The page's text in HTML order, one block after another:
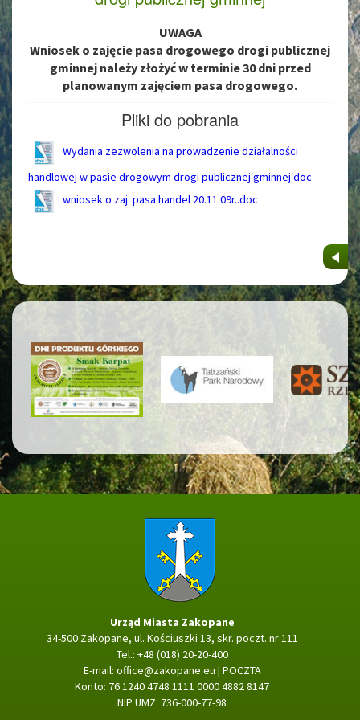
UWAGA
Wniosek o zajęcie pasa drogowego drogi publicznej
gminnej należy złożyć w terminie 30 dni przed
planowanym zajęciem pasa drogowego.
Pliki do pobrania
Wydania zezwolenia na prowadzenie działalności
handlowej w pasie drogowym drogi publicznej gminnej.doc
wniosek o zaj. pasa handel 20.11.09r..doc
Strona główna
Urząd Miasta Zakopane
34-500 Zakopane, ul. Kościuszki 13, skr. poczt. nr 111
Tel.: +48 (018) 20-20-400
E-mail: office@zakopane.eu | POCZTA
Konto: 76 1240 4748 1111 0000 4882 8147
NIP UMZ: 736-000-77-98